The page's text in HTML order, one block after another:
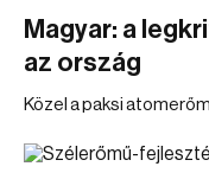
Magyar: a
az ország
Közel a paksi